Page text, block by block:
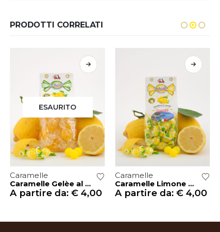
PRODOTTI CORRELATI
ESAURITO
Caramelle
Caramelle Gelèe al Limone – 200gr
A partire da: € 4,00
Caramelle
Caramelle Limone – 200gr
A partire da: € 4,00